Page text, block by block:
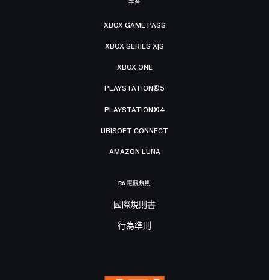
平台
XBOX GAME PASS
XBOX SERIES X|S
XBOX ONE
PLAYSTATION®5
PLAYSTATION®4
UBISOFT CONNECT
AMAZON LUNA
R6 電競規則
國際規則書
行為準則